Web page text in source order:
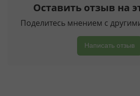
Оставить отзыв на
Поделитесь мнением с
Написать отзыв